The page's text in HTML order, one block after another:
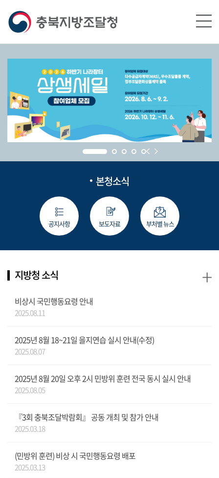
본청소식
공지사항 보도자료 부처별 뉴스
지방청 소식
비상시 국민행동요령 안내
2025.08.11
2025년 8월 18~21일 을지연습 실시 안내(수정)
2025.08.07
2025년 8월 20일 오후 2시 민방위 훈련 전국 동시 실시 안내
2025.08.05
『3회 충북조달박람회』 공동 개최 및 참가 안내
2025.03.18
(민방위 훈련) 비상 시 국민행동요령 배포
2025.03.13
+